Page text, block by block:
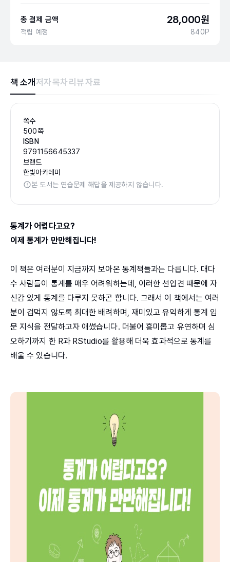
총 결제 금액 28,000원
적립 예정 840P
책 소개 저자목차 리뷰 자료
쪽수
500쪽
ISBN
9791156645337
브랜드
한빛아카데미
본 도서는 연습문제 해답을 제공하지 않습니다.
통계가 어렵다고요?
이제 통계가 만만해집니다!
이 책은 여러분이 지금까지 보아온 통계책들과는 다릅니다. 대다
수 사람들이 통계를 매우 어려워하는데, 이러한 선입견 때문에 자
신감 있게 통계를 다루지 못하곤 합니다. 그래서 이 책에서는 여러
분이 겁먹지 않도록 최대한 배려하며, 재미있고 유익하게 통계 입
문 지식을 전달하고자 애썼습니다. 더불어 흥미롭고 유연하며 심
오하기까지 한 R과 RStudio를 활용해 더욱 효과적으로 통계를
배울 수 있습니다.